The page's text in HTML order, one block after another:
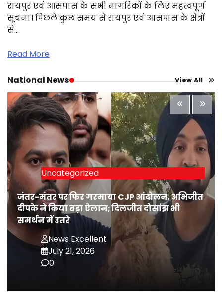
रायपुर एवं आसपास के सभी नागरिकों के लिए महत्वपूर्ण
सूचना। पिछले कुछ समय से रायपुर एवं आसपास के क्षेत्रों
से…
Read More
National News View All
Uncategorized
जंतर-मंतर पर फिर गरमाया CJP आंदोलन, अभिजीत
दीपके ने किया बड़ा ऐलान; दिलजीत दोसांझ भी
समर्थन में उतरे
News Excellent
July 21, 2026
0